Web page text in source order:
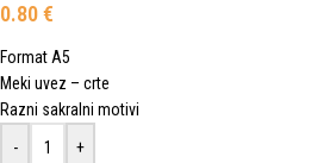
0.80€
Format A5
Meki uvez – crte
Razni sakralni motivi
-
+